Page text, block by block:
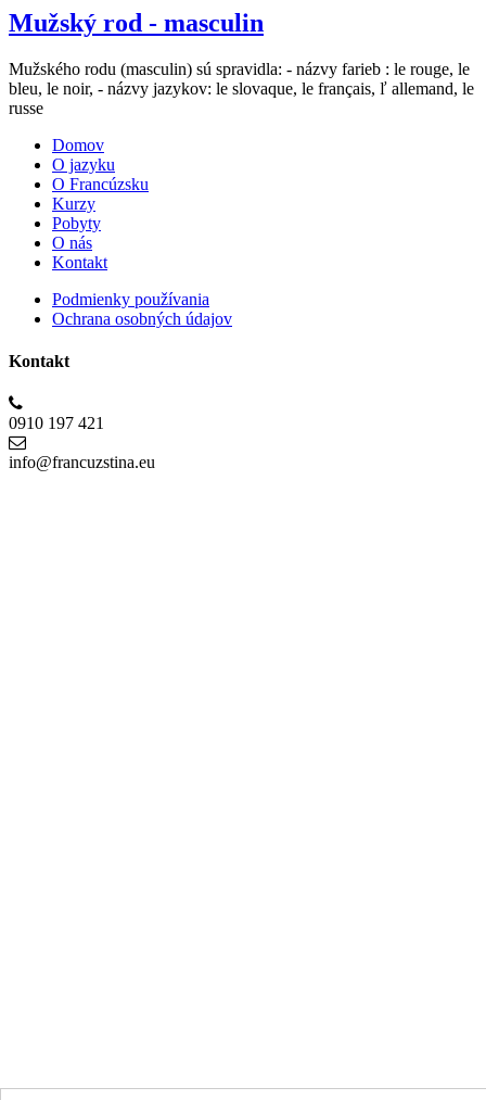
Mužský rod - masculin
Mužského rodu (masculin) sú spravidla: - názvy farieb : le rouge, le
bleu, le noir, - názvy jazykov: le slovaque, le français, ľ allemand, le
russe
Domov
O jazyku
O Francúzsku
Kurzy
Pobyty
O nás
Kontakt
Podmienky používania
Ochrana osobných údajov
Kontakt
0910 197 421
info@francuzstina.eu